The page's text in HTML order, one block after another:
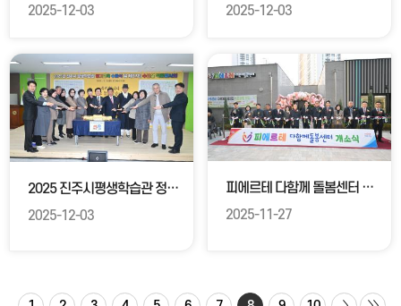
2025-12-03 2025-12-03
2025 진주시평생학습관 정기교육수료식 및 제37회 수강생 작품전시회
2025-12-03
피에르테 다함께 돌봄센터 개소식
2025-11-27